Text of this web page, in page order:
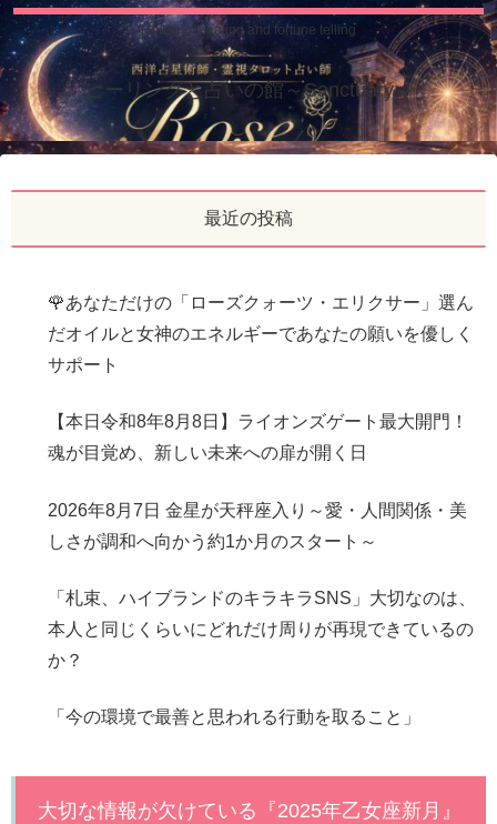
House of healing and fortune telling
ヒーリングと占いの館～Sanctuary～
最近の投稿
🌹あなただけの「ローズクォーツ・エリクサー」選ん
だオイルと女神のエネルギーであなたの願いを優しく
サポート
【本日令和8年8月8日】ライオンズゲート最大開門！
魂が目覚め、新しい未来への扉が開く日
2026年8月7日 金星が天秤座入り～愛・人間関係・美
しさが調和へ向かう約1か月のスタート～
「札束、ハイブランドのキラキラSNS」大切なのは、
本人と同じくらいにどれだけ周りが再現できているの
か？
「今の環境で最善と思われる行動を取ること」
大切な情報が欠けている『2025年乙女座新月』